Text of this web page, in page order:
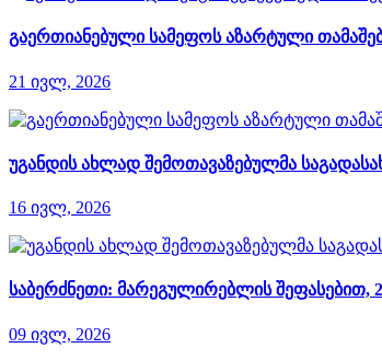
გაერთიანებული სამეფოს აზარტული
21 ივლ, 2026
უგანდის ახლად შემოთავაზებულმა
16 ივლ, 2026
საბერძნეთი: მარეგულირებლის
09 ივლ, 2026